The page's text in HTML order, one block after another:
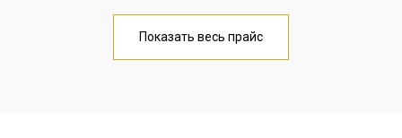
Показать весь прайс